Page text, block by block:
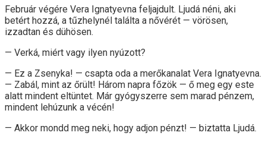
Február végére Vera Ignatyevna feljajdult. Ljudá néni, aki
betért hozzá, a tűzhelynél találta a nővérét — vörösen,
izzadtan és dühösen.
— Verká, miért vagy ilyen nyúzott?
— Ez a Zsenyka! — csapta oda a merőkanalat Vera Ignatyevna.
— Zabál, mint az őrült! Három napra főzök — ő meg egy este
alatt mindent eltüntet. Már gyógyszerre sem marad pénzem,
mindent lehúzunk a vécén!
— Akkor mondd meg neki, hogy adjon pénzt! — biztatta Ljudá.